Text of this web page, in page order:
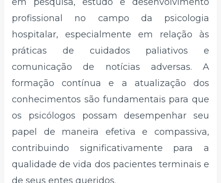
em pesquisa, estudo e desenvolvimento
profissional no campo da psicologia
hospitalar, especialmente em relação às
práticas de cuidados paliativos e
comunicação de notícias adversas. A
formação contínua e a atualização dos
conhecimentos são fundamentais para que
os psicólogos possam desempenhar seu
papel de maneira efetiva e compassiva,
contribuindo significativamente para a
qualidade de vida dos pacientes terminais e
de seus entes queridos.